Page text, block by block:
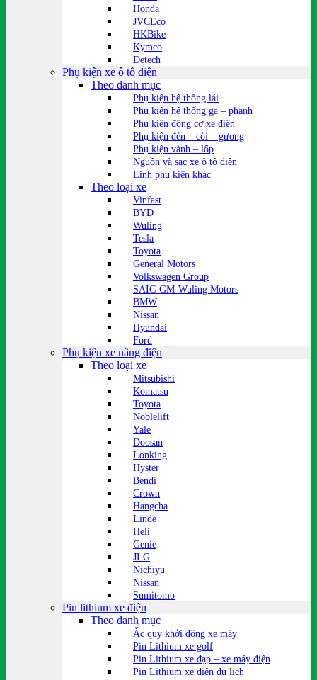
Honda
JVCEco
HKBike
Kymco
Detech
Phụ kiện xe ô tô điện
Theo danh mục
Phụ kiện hệ thống lái
Phụ kiện hệ thống ga – phanh
Phụ kiện động cơ xe điện
Phụ kiện đèn – còi – gương
Phụ kiện vành – lốp
Nguồn và sạc xe ô tô điện
Linh phụ kiện khác
Theo loại xe
Vinfast
BYD
Wuling
Tesla
Toyota
General Motors
Volkswagen Group
SAIC-GM-Wuling Motors
BMW
Nissan
Hyundai
Ford
Phụ kiện xe nâng điện
Theo loại xe
Mitsubishi
Komatsu
Toyota
Noblelift
Yale
Doosan
Lonking
Hyster
Bendi
Crown
Hangcha
Linde
Heli
Genie
JLG
Nichiyu
Nissan
Sumitomo
Pin lithium xe điện
Theo danh mục
Ắc quy khởi động xe máy
Pin Lithium xe golf
Pin Lithium xe đạp – xe máy điện
Pin Lithium xe điện du lịch